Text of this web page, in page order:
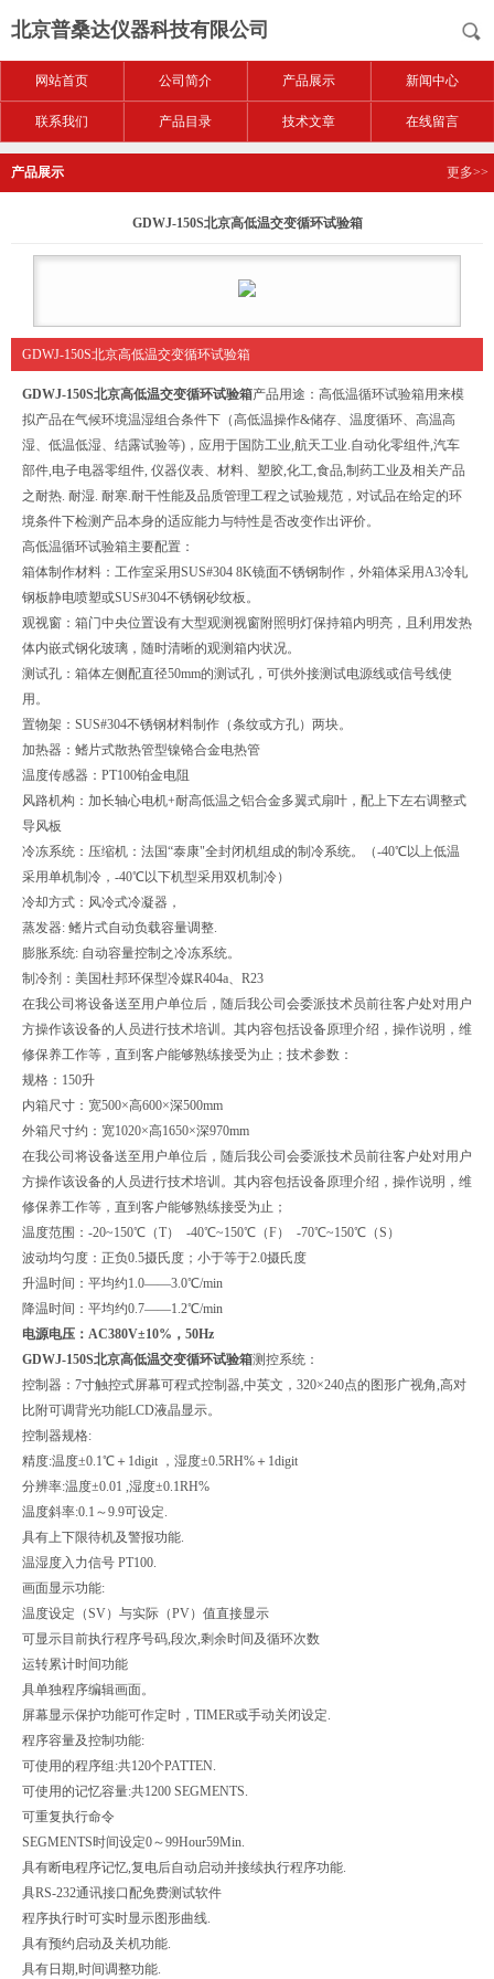
北京普桑达仪器科技有限公司
网站首页 公司简介 产品展示 新闻中心
联系我们 产品目录 技术文章 在线留言
产品展示 更多>>
GDWJ-150S北京高低温交变循环试验箱
GDWJ-150S北京高低温交变循环试验箱
GDWJ-150S北京高低温交变循环试验箱产品用途：高低温循环试验箱用来模
拟产品在气候环境温湿组合条件下（高低温操作&储存、温度循环、高温高
湿、低温低湿、结露试验等)，应用于国防工业,航天工业.自动化零组件,汽车
部件,电子电器零组件, 仪器仪表、材料、塑胶,化工,食品,制药工业及相关产品
之耐热. 耐湿. 耐寒.耐干性能及品质管理工程之试验规范，对试品在给定的环
境条件下检测产品本身的适应能力与特性是否改变作出评价。
高低温循环试验箱主要配置：
箱体制作材料：工作室采用SUS#304 8K镜面不锈钢制作，外箱体采用A3冷轧
钢板静电喷塑或SUS#304不锈钢砂纹板。
观视窗：箱门中央位置设有大型观测视窗附照明灯保持箱内明亮，且利用发热
体内嵌式钢化玻璃，随时清晰的观测箱内状况。
测试孔：箱体左侧配直径50mm的测试孔，可供外接测试电源线或信号线使
用。
置物架：SUS#304不锈钢材料制作（条纹或方孔）两块。
加热器：鳍片式散热管型镍铬合金电热管
温度传感器：PT100铂金电阻
风路机构：加长轴心电机+耐高低温之铝合金多翼式扇叶，配上下左右调整式
导风板
冷冻系统：压缩机：法国“泰康"全封闭机组成的制冷系统。（-40℃以上低温
采用单机制冷，-40℃以下机型采用双机制冷）
冷却方式：风冷式冷凝器，
蒸发器: 鳍片式自动负载容量调整.
膨胀系统: 自动容量控制之冷冻系统。
制冷剂：美国杜邦环保型冷媒R404a、R23
在我公司将设备送至用户单位后，随后我公司会委派技术员前往客户处对用户
方操作该设备的人员进行技术培训。其内容包括设备原理介绍，操作说明，维
修保养工作等，直到客户能够熟练接受为止； 技术参数：
规格：150升
内箱尺寸：宽500×高600×深500mm
外箱尺寸约：宽1020×高1650×深970mm
在我公司将设备送至用户单位后，随后我公司会委派技术员前往客户处对用户
方操作该设备的人员进行技术培训。其内容包括设备原理介绍，操作说明，维
修保养工作等，直到客户能够熟练接受为止；
温度范围：-20~150℃（T） -40℃~150℃（F） -70℃~150℃（S）
波动均匀度：正负0.5摄氏度；小于等于2.0摄氏度
升温时间：平均约1.0——3.0℃/min
降温时间：平均约0.7——1.2℃/min
电源电压：AC380V±10%，50Hz
GDWJ-150S北京高低温交变循环试验箱测控系统：
控制器：7寸触控式屏幕可程式控制器,中英文，320×240点的图形广视角,高对
比附可调背光功能LCD液晶显示。
控制器规格:
精度:温度±0.1℃＋1digit ，湿度±0.5RH%＋1digit
分辨率:温度±0.01 ,湿度±0.1RH%
温度斜率:0.1～9.9可设定.
具有上下限待机及警报功能.
温湿度入力信号 PT100.
画面显示功能:
温度设定（SV）与实际（PV）值直接显示
可显示目前执行程序号码,段次,剩余时间及循环次数
运转累计时间功能
具单独程序编辑画面。
屏幕显示保护功能可作定时，TIMER或手动关闭设定.
程序容量及控制功能:
可使用的程序组:共120个PATTEN.
可使用的记忆容量:共1200 SEGMENTS.
可重复执行命令
SEGMENTS时间设定0～99Hour59Min.
具有断电程序记忆,复电后自动启动并接续执行程序功能.
具RS-232通讯接口配免费测试软件
程序执行时可实时显示图形曲线.
具有预约启动及关机功能.
具有日期,时间调整功能.